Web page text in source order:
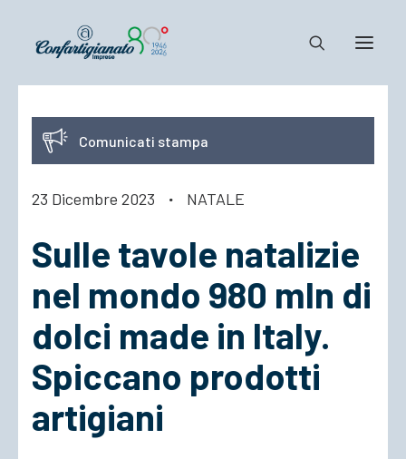
Notizie e Documenti
Confartigianato
Cosa Facciamo
Comunicati stampa
23 Dicembre 2023 · NATALE
Sulle tavole natalizie
nel mondo 980 mln di
dolci made in Italy.
Spiccano prodotti
artigiani